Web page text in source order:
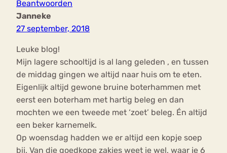
Beantwoorden
Janneke
27 september, 2018
Leuke blog!
Mijn lagere schooltijd is al lang geleden , en tussen
de middag gingen we altijd naar huis om te eten.
Eigenlijk altijd gewone bruine boterhammen met
eerst een boterham met hartig beleg en dan
mochten we een tweede met ‘zoet’ beleg. Én altijd
een beker karnemelk.
Op woensdag hadden we er altijd een kopje soep
bij. Van die goedkope zakjes weet je wel, waar je 6